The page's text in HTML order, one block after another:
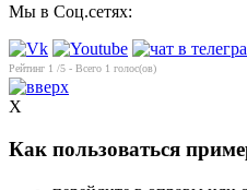
Мы в Соц.сетях:
Рейтинг 1 /5 - Всего 1 голос(ов)
X
Как пользоваться